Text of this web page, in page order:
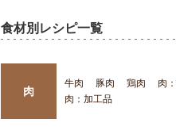
食材別レシピ一覧
肉
牛肉 豚肉 鶏肉
肉
肉：加工品